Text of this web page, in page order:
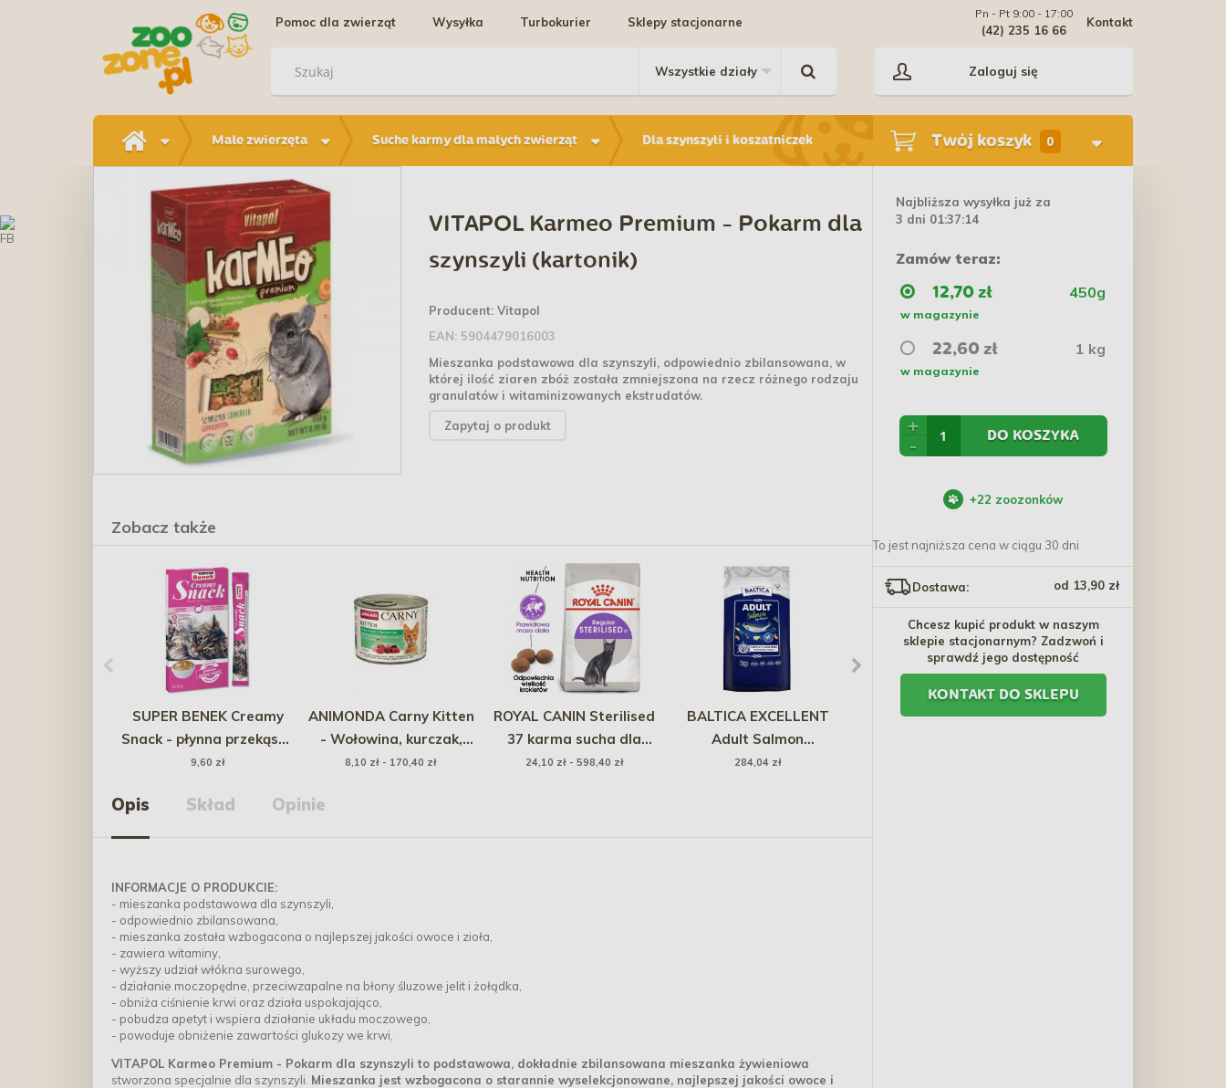
Pomoc dla zwierząt Wysyłka Turbokurier Sklepy stacjonarne Kontakt
Pn - Pt 9:00 - 17:00
(42) 235 16 66
Zaloguj się
Małe zwierzęta Suche karmy dla małych zwierząt Dla szynszyli i koszatniczek Twój koszyk 0
VITAPOL Karmeo Premium - Pokarm dla
szynszyli (kartonik)
Producent:Vitapol
EAN: 5904479016003
Mieszanka podstawowa dla szynszyli, odpowiednio zbilansowana, w
której ilość ziaren zbóż została zmniejszona na rzecz różnego rodzaju
granulatów i witaminizowanych ekstrudatów.
Zapytaj o produkt
Zobacz także
SUPER BENEK Creamy
Snack - płynna przekąska
dla kotów z indykiem i
9,60 zł
ANIMONDA Carny Kitten
- Wołowina, kurczak,
królik 200g
8,10 zł - 170,40 zł
ROYAL CANIN Sterilised
37 karma sucha dla
kotów dorosłych,
24,10 zł - 598,40 zł
BALTICA EXCELLENT
Adult Salmon
Hypoallergenic - dla
284,04 zł
TRIXIE Małpa lateksowa
TRIXIE Miska ciężka
Opis Skład Opinie
INFORMACJE O PRODUKCIE:
- mieszanka podstawowa dla szynszyli,
- odpowiednio zbilansowana,
- mieszanka została wzbogacona o najlepszej jakości owoce i zioła,
- zawiera witaminy,
- wyższy udział włókna surowego,
- działanie moczopędne, przeciwzapalne na błony śluzowe jelit i żołądka,
- obniża ciśnienie krwi oraz działa uspokajająco,
- pobudza apetyt i wspiera działanie układu moczowego,
- powoduje obniżenie zawartości glukozy we krwi,
VITAPOL Karmeo Premium - Pokarm dla szynszyli to podstawowa, dokładnie zbilansowana mieszanka żywieniowa
stworzona specjalnie dla szynszyli. Mieszanka jest wzbogacona o starannie wyselekcjonowane, najlepszej jakości owoce i
Najbliższa wysyłka już za
3 dni 01:37:14
Zamów teraz:
12,70 zł 450g
w magazynie
22,60 zł 1 kg
w magazynie
+
-
DO KOSZYKA
+22 zoozonków
To jest najniższa cena w ciągu 30 dni
Dostawa: od 13,90 zł
Chcesz kupić produkt w naszym
sklepie stacjonarnym? Zadzwoń i
sprawdź jego dostępność
KONTAKT DO SKLEPU